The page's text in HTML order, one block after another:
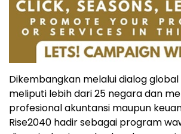
Dikembangkan melalui dialog
meliputi lebih dari 25 negara dan
profesional akuntansi maupun
Rise2040 hadir sebagai program